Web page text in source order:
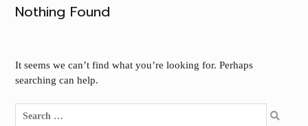
Nothing Found
It seems we can’t find what you’re looking for. Perhaps
searching can help.
Search
for: